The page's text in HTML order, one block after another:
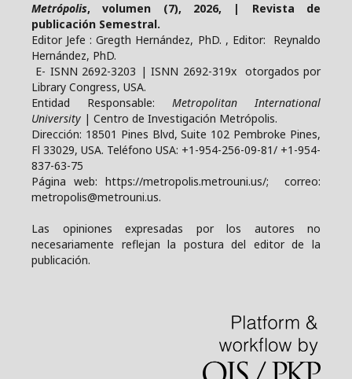
Metrópolis, volumen (7), 2026, | Revista de
publicación Semestral.
Editor Jefe : Gregth Hernández, PhD. , Editor: Reynaldo
Hernández, PhD.
E- ISNN 2692-3203 | ISNN 2692-319x otorgados por
Library Congress, USA.
Entidad Responsable: Metropolitan International
University | Centro de Investigación Metrópolis.
Dirección: 18501 Pines Blvd, Suite 102 Pembroke Pines,
Fl 33029, USA. Teléfono USA: +1-954-256-09-81/ +1-954-
837-63-75
Página web: https://metropolis.metrouni.us/; correo:
metropolis@metrouni.us.
Las opiniones expresadas por los autores no
necesariamente reflejan la postura del editor de la
publicación.